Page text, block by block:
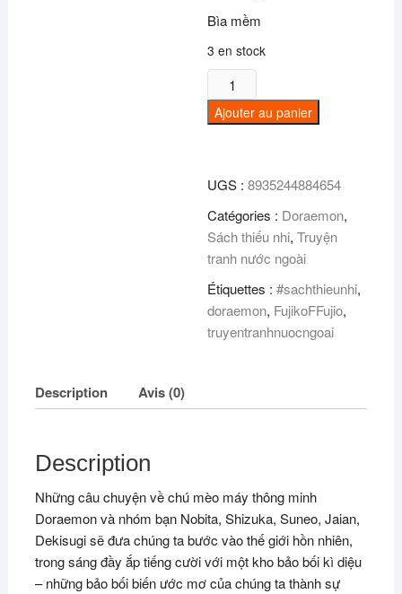
Bìa mềm
3 en stock
quantité
de
Doraemon
Ajouter au panier
UGS :8935244884654
Catégories : Doraemon,
Sách thiếu nhi,Truyện
tranh nước ngoài
Étiquettes :#sachthieunhi,
doraemon, FujikoFFujio,
truyentranhnuocngoai
Description Avis (0)
Description
Những câu chuyện về chú mèo máy thông minh
Doraemon và nhóm bạn Nobita, Shizuka, Suneo, Jaian,
Dekisugi sẽ đưa chúng ta bước vào thế giới hồn nhiên,
trong sáng đầy ắp tiếng cười với một kho bảo bối kì diệu
– những bảo bối biến ước mơ của chúng ta thành sự